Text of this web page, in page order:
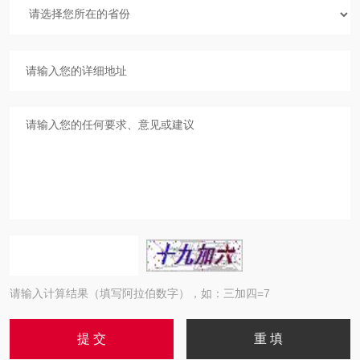
请输入计算结果（填写阿拉伯数字），如：三加四=7